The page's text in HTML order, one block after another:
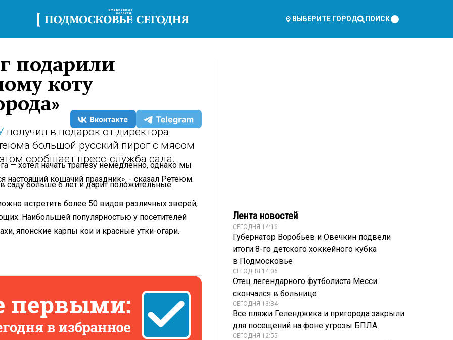
ВЫБЕРИТЕ ГОРОД ПОИСК
подарили
коту
получил в подарок от директора
большой русский пирог с мясом
сообщает пресс-служба сада.
— хотел начать трапезу немедленно, однако мы
настоящий кошачий праздник», - сказал Ретеюм.
саду больше 6 лет и дарит положительные
встретить более 50 видов различных зверей,
Наибольшей популярностью у посетителей
японские карпы кои и красные утки-огари.
Лента новостей
СЕГОДНЯ 14:16
Губернатор Воробьев и Овечкин подвели
итоги 8-го детского хоккейного кубка
в Подмосковье
СЕГОДНЯ 14:06
Отец легендарного футболиста Месси
скончался в больнице
СЕГОДНЯ 13:34
Все пляжи Геленджика и пригорода закрыли
для посещений на фоне угрозы БПЛА
СЕГОДНЯ 12:55